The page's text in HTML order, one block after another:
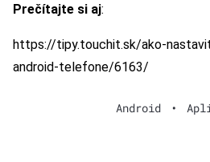
Prečítajte si aj:
https://tipy.touchit.sk/ako-
android-telefone/6163/
Android •